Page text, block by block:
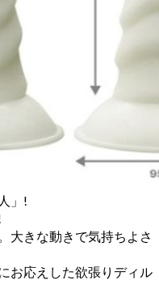
」!
大きな動きで気持ちよさ
お応えした欲張りディル